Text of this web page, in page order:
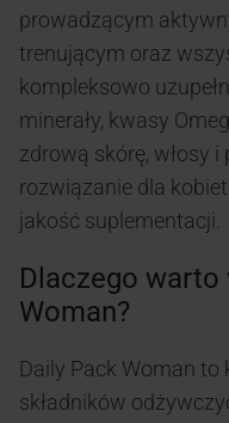
prowadzącym
trenującym oraz
kompleksowo
minerały, kwasy
zdrową skórę, włosy
rozwiązanie dla
jakość suplementacji.
Dlaczego warto
Woman?
Daily Pack Woman
składników